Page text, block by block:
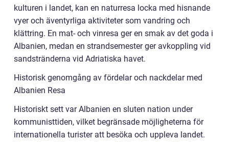
kulturen i landet, kan en naturresa locka med hisnande
vyer och äventyrliga aktiviteter som vandring och
klättring. En mat- och vinresa ger en smak av det goda i
Albanien, medan en strandsemester ger avkoppling vid
sandstränderna vid Adriatiska havet.
Historisk genomgång av fördelar och nackdelar med
Albanien Resa
Historiskt sett var Albanien en sluten nation under
kommunisttiden, vilket begränsade möjligheterna för
internationella turister att besöka och uppleva landet.